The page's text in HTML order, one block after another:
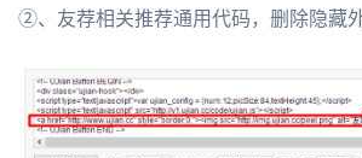
②、友荐相关推荐通用代码，删除隐藏外